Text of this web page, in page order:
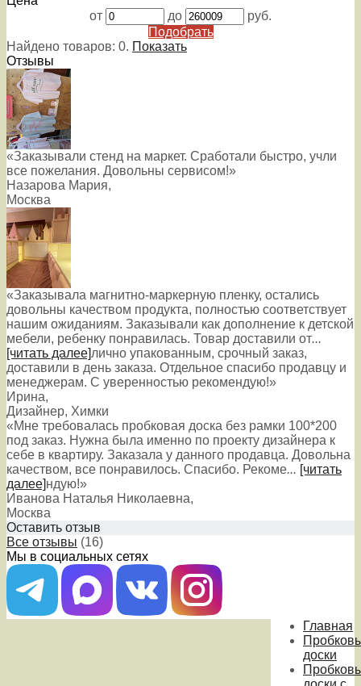
от
до
руб.
Подобрать
Найдено товаров: 0. Показать
Отзывы
«Заказывали стенд на маркет. Сработали быстро, учли
все пожелания. Довольны сервисом!»
Назарова Мария,
Москва
«Заказывала магнитно-маркерную пленку, остались
довольны качеством продукта, полностью соответствует
нашим ожиданиям. Заказывали как дополнение к детской
мебели, ребенку понравилась. Товар доставили от...
[читать далее]лично упакованным, срочный заказ,
доставили в день заказа. Отдельное спасибо продавцу и
менеджерам. С уверенностью рекомендую!»
Ирина,
Дизайнер, Химки
«Мне требовалась пробковая доска без рамки 100*200
под заказ. Нужна была именно по проекту дизайнера к
себе в квартиру. Заказала у данного продавца. Довольна
качеством, все понравилось. Спасибо. Рекоме... [читать
далее]ндую!»
Иванова Наталья Николаевна,
Москва
Оставить отзыв
Все отзывы (16)
Мы в социальных сетях
Главная
доски